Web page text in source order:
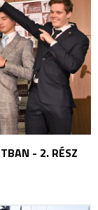
- 2. RÉSZ